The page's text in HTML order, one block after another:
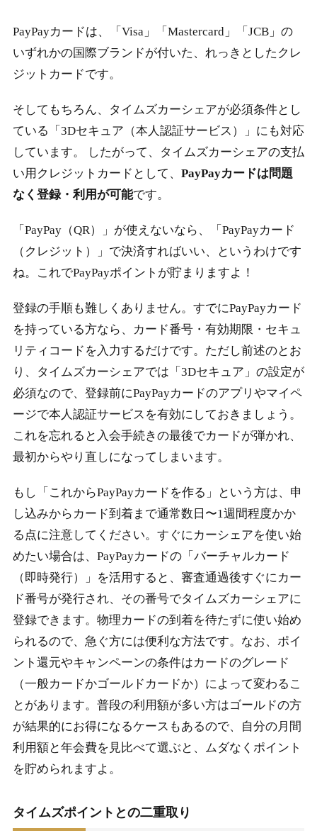
PayPayカードは、「Visa」「Mastercard」「JCB」の
いずれかの国際ブランドが付いた、れっきとしたクレ
ジットカードです。
そしてもちろん、タイムズカーシェアが必須条件とし
ている「3Dセキュア（本人認証サービス）」にも対応
しています。 したがって、タイムズカーシェアの支払
い用クレジットカードとして、 PayPayカードは問題
なく登録・利用が可能です。
「PayPay（QR）」が使えないなら、「PayPayカード
（クレジット）」で決済すればいい、というわけです
ね。これでPayPayポイントが貯まりますよ！
登録の手順も難しくありません。すでにPayPayカード
を持っている方なら、カード番号・有効期限・セキュ
リティコードを入力するだけです。ただし前述のとお
り、タイムズカーシェアでは「3Dセキュア」の設定が
必須なので、登録前にPayPayカードのアプリやマイペ
ージで本人認証サービスを有効にしておきましょう。
これを忘れると入会手続きの最後でカードが弾かれ、
最初からやり直しになってしまいます。
もし「これからPayPayカードを作る」という方は、申
し込みからカード到着まで通常数日〜1週間程度かか
る点に注意してください。すぐにカーシェアを使い始
めたい場合は、PayPayカードの「バーチャルカード
（即時発行）」を活用すると、審査通過後すぐにカー
ド番号が発行され、その番号でタイムズカーシェアに
登録できます。物理カードの到着を待たずに使い始め
られるので、急ぐ方には便利な方法です。なお、ポイ
ント還元やキャンペーンの条件はカードのグレード
（一般カードかゴールドカードか）によって変わるこ
とがあります。普段の利用額が多い方はゴールドの方
が結果的にお得になるケースもあるので、自分の月間
利用額と年会費を見比べて選ぶと、ムダなくポイント
を貯められますよ。
タイムズポイントとの二重取り